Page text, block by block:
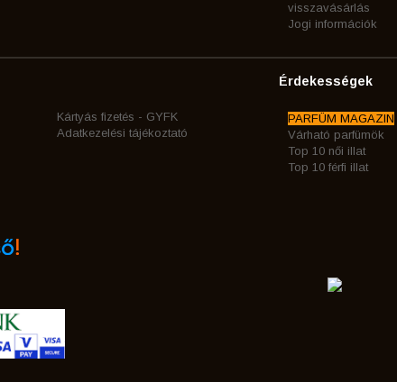
visszavásárlás
Jogi információk
Kártyás fizetés - GYFK
Adatkezelési tájékoztató
Érdekességek
PARFÜM MAGAZIN
Várható parfümök
Top 10 női illat
Top 10 férfi illat